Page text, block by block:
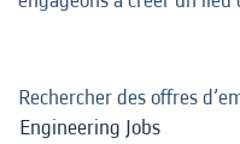
Rechercher des offres
Engineering Jobs